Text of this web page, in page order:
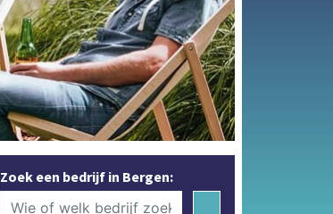
Zoek een bedrijf in Bergen: